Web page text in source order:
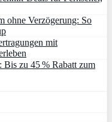
ohne Verzögerung: So
mit
Bis zu 45 % Rabatt zum